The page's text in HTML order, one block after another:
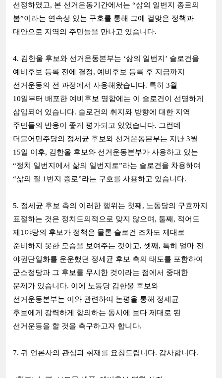
선정하였고, 본 선거운동기간에서는 “삶의 일번지 종로의
봄”이라는 연속성 있는 구호를 통해 그에 걸맞은 정책과
대안으로 지역의 주민들을 만나고 있습니다.
4. 김한울 후보와 선거운동본부는 ‘삶의 일번지’ 슬로건을
예비후보 등록 전에 결정, 예비후보 등록 후 지금까지
선거운동의 전 과정에서 사용해왔습니다. 특히 3월
10일부터 배포한 예비후보 명함에는 이 슬로건이 선명하게
삽입되어 있습니다. 슬로건의 취지와 방향에 대한 지역
주민들의 반응이 좋게 평가되고 있었습니다. 그런데
더불어민주당의 정세균 후보와 선거운동본부는 지난 3월
15일 이후, 김한울 후보와 선거운동본부가 사용하고 있는
“정치 일번지에서 삶의 일번지로”라는 슬로건을 차용하여
“삶의 질 1번지 종로”라는 구호를 사용하고 있습니다.
5. 정세균 후보 측의 이러한 행위는 첫째, 노동당의 구호까지
표절하는 것은 정치도의적으로 맞지 않으며, 둘째, 적어도
제1야당의 후보가 정책은 물론 슬로건 조차도 제대로
준비하지 못한 모습을 보여주는 것이고, 셋째, 특히 얼마 전
야권단일화를 운운했던 정세균 후보 측의 태도를 포함하여
군소정당과 그 후보를 무시한 것이라는 점에서 중대한
문제가 있습니다. 이에 노동당 김한울 후보와
선거운동본부는 이와 관련하여 논평을 통해 정세균
후보에게 강력하게 항의하는 동시에 보다 제대로 된
선거운동을 할 것을 촉구하고자 합니다.
7. 귀 언론사의 관심과 취재를 요청드립니다. 감사합니다.